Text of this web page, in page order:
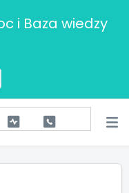
i Baza wiedzy